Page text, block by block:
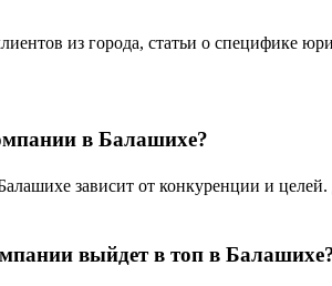
из города, статьи о специфике
в Балашихе?
зависит от конкуренции и
выйдет в топ в